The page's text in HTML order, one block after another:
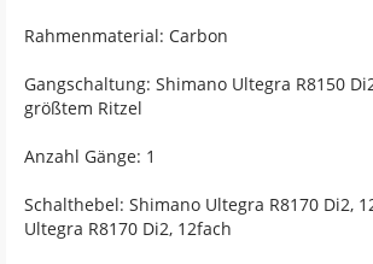
Rahmenmaterial: Carbon
Gangschaltung: Shimano Ultegra R8150
größtem Ritzel
Anzahl Gänge: 1
Schalthebel: Shimano Ultegra R8170 Di2,
Ultegra R8170 Di2, 12fach